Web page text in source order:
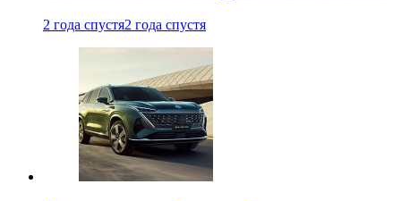
2 года спустя2 года спустя